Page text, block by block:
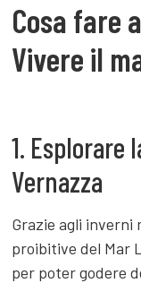
Cosa fare
Vivere il
1. Esplorare
Vernazza
Grazie agli
proibitive del Mar
per poter godere